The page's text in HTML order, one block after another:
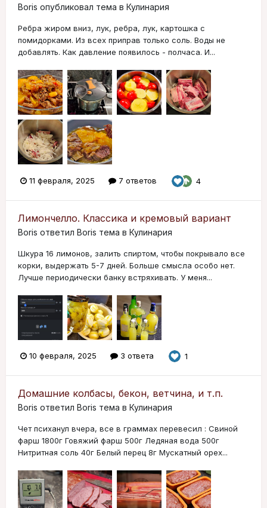
Boris опубликовал тема в Кулинария
Ребра жиром вниз, лук, ребра, лук, картошка с
помидорками. Из всех приправ только соль. Воды не
добавлять. Как давление появилось - полчаса. И...
11 февраля, 2025 7 ответов 4
Лимончелло. Классика и кремовый вариант
Boris ответил Boris тема в Кулинария
Шкура 16 лимонов, залить спиртом, чтобы покрывало все
корки, выдержать 5-7 дней. Больше смысла особо нет.
Лучше периодически банку встряхивать. У меня...
10 февраля, 2025 3 ответа 1
Домашние колбасы, бекон, ветчина, и т.п.
Boris ответил Boris тема в Кулинария
Чет психанул вчера, все в граммах перевесил : Свиной
фарш 1800г Говяжий фарш 500г Ледяная вода 500г
Нитритная соль 40г Белый перец 8г Мускатный орех...